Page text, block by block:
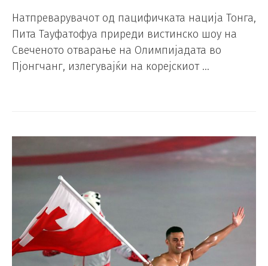
Натпреварувачот од пацифичката нација Тонга,
Пита Тауфатофуа приреди вистинско шоу на
Свеченото отварање на Олимпијадата во
Пјонгчанг, излегувајќи на корејскиот …